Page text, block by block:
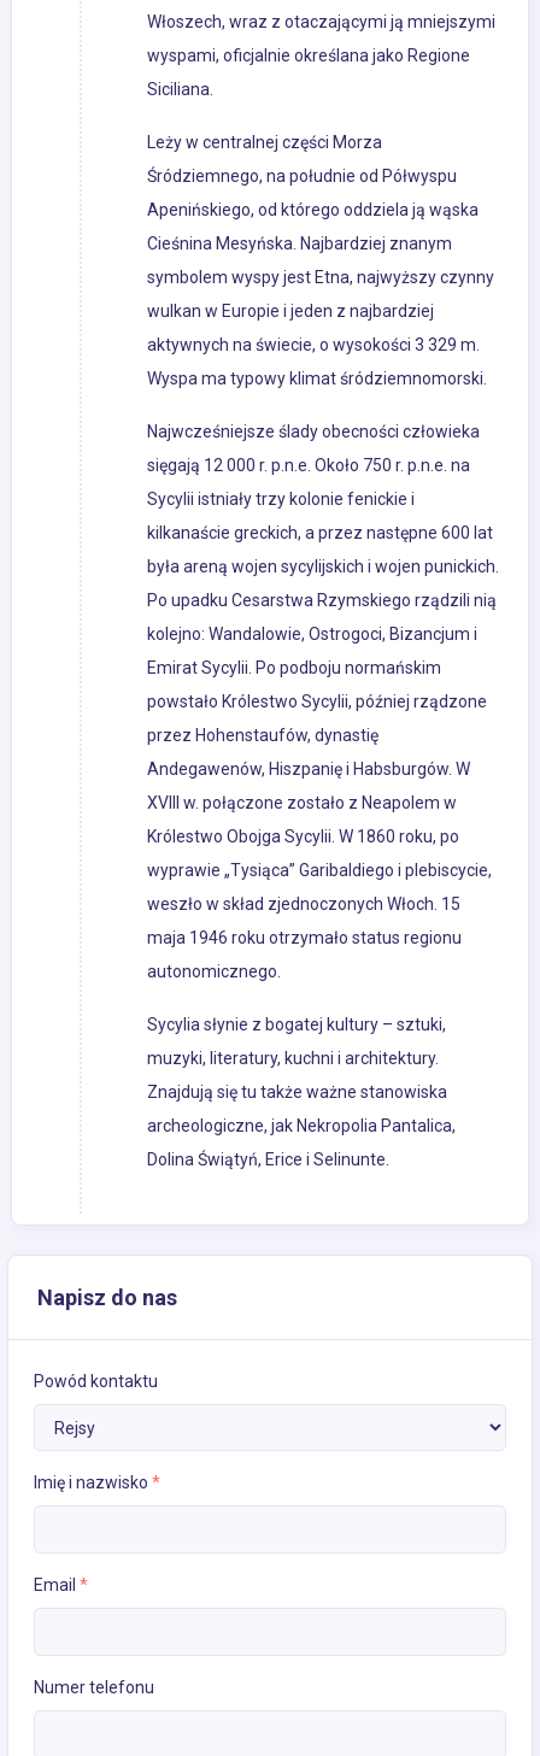
Włoszech, wraz z otaczającymi ją mniejszymi
wyspami, oficjalnie określana jako Regione
Siciliana.
Leży w centralnej części Morza
Śródziemnego, na południe od Półwyspu
Apenińskiego, od którego oddziela ją wąska
Cieśnina Mesyńska. Najbardziej znanym
symbolem wyspy jest Etna, najwyższy czynny
wulkan w Europie i jeden z najbardziej
aktywnych na świecie, o wysokości 3 329 m.
Wyspa ma typowy klimat śródziemnomorski.
Najwcześniejsze ślady obecności człowieka
sięgają 12 000 r. p.n.e. Około 750 r. p.n.e. na
Sycylii istniały trzy kolonie fenickie i
kilkanaście greckich, a przez następne 600 lat
była areną wojen sycylijskich i wojen punickich.
Po upadku Cesarstwa Rzymskiego rządzili nią
kolejno: Wandalowie, Ostrogoci, Bizancjum i
Emirat Sycylii. Po podboju normańskim
powstało Królestwo Sycylii, później rządzone
przez Hohenstaufów, dynastię
Andegawenów, Hiszpanię i Habsburgów. W
XVIII w. połączone zostało z Neapolem w
Królestwo Obojga Sycylii. W 1860 roku, po
wyprawie „Tysiąca” Garibaldiego i plebiscycie,
weszło w skład zjednoczonych Włoch. 15
maja 1946 roku otrzymało status regionu
autonomicznego.
Sycylia słynie z bogatej kultury – sztuki,
muzyki, literatury, kuchni i architektury.
Znajdują się tu także ważne stanowiska
archeologiczne, jak Nekropolia Pantalica,
Dolina Świątyń, Erice i Selinunte.
Napisz do nas
Powód kontaktu
Imię i nazwisko *
Email *
Numer telefonu